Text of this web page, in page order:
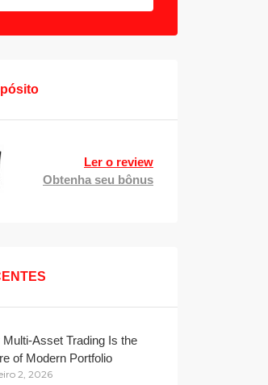
Ler o review
Obtenha seu bônus
Multi-Asset Trading Is the
of Modern Portfolio
2, 2026